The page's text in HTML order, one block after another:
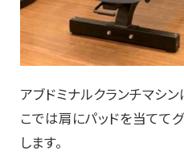
アブドミナルクランチマシ
こでは肩にパッドを当てて
します。